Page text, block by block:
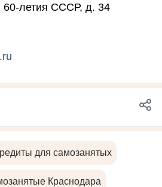
летия СССР, д. 34
для самозанятых
Краснодара